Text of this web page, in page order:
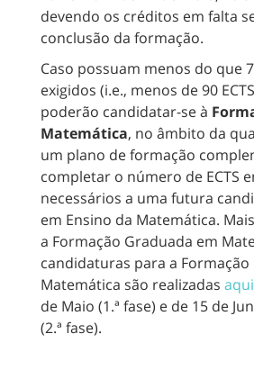
devendo os créditos em falta
conclusão da formação.
Caso possuam menos do que
exigidos (i.e., menos de 90
poderão candidatar-se à
Matemática, no âmbito da
um plano de formação
completar o número de ECTS
necessários a uma futura
em Ensino da Matemática.
a Formação Graduada em
candidaturas para a
Matemática são realizadas aqui
de Maio (1.ª fase) e de 15 de
(2.ª fase).